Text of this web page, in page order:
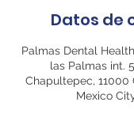
Datos de
Palmas Dental
las Palmas int.
Chapultepec, 11000
Mexico